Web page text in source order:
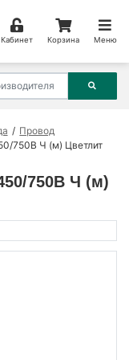
Кабинет Корзина Меню
Провод
750В Ч (м) Цветлит
750В Ч (м)